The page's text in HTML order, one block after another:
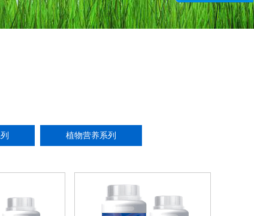
植物营养系列